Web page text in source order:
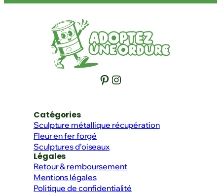
Pinterest Instagram
Catégories
Sculpture métallique récupération
Fleur en fer forgé
Sculptures d’oiseaux
Légales
Retour & remboursement
Mentions légales
Politique de confidentialité